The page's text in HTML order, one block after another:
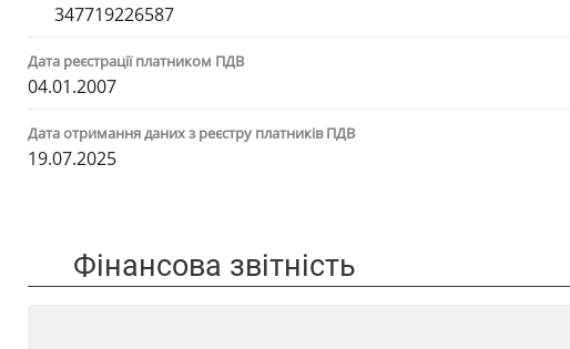
347719226587
Дата реєстрації платником ПДВ
04.01.2007
Дата отримання даних з реєстру платників ПДВ
19.07.2025
Фінансова звітність